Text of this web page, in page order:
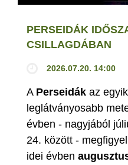
PERSEIDÁK
CSILLAGDÁBAN
2026.07.20. 14:00
A Perseidák az
leglátványosabb
évben - nagyjából
24. között -
idei évben